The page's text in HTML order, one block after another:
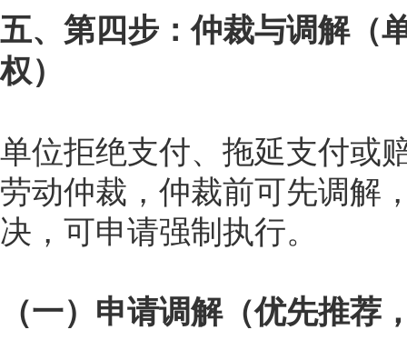
五、第四步：仲裁与调解（
权）
单位拒绝支付、拖延支付或
劳动仲裁，仲裁前可先调解
决，可申请强制执行。
（一）申请调解（优先推荐